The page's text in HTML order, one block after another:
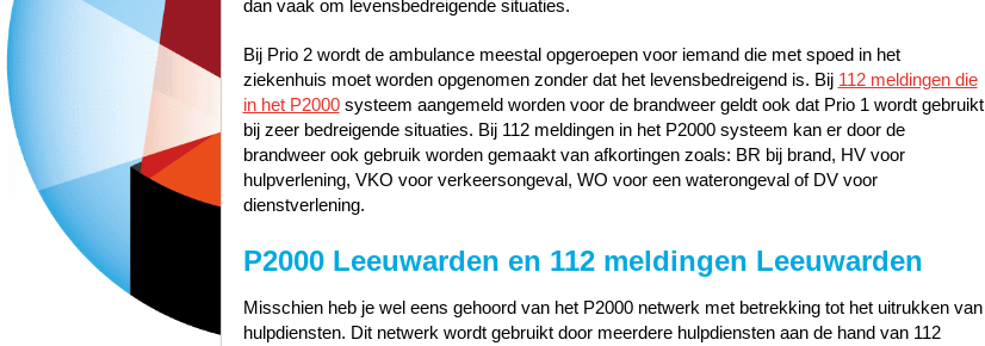
dan vaak om levensbedreigende situaties.
Bij Prio 2 wordt de ambulance meestal opgeroepen voor iemand die met spoed in het
ziekenhuis moet worden opgenomen zonder dat het levensbedreigend is. Bij 112 meldingen die
in het P2000systeem aangemeld worden voor de brandweer geldt ook dat Prio 1 wordt gebruikt
bij zeer bedreigende situaties. Bij 112 meldingen in het P2000 systeem kan er door de
brandweer ook gebruik worden gemaakt van afkortingen zoals: BR bij brand, HV voor
hulpverlening, VKO voor verkeersongeval, WO voor een waterongeval of DV voor
dienstverlening.
P2000 Leeuwarden en 112 meldingen Leeuwarden
Misschien heb je wel eens gehoord van het P2000 netwerk met betrekking tot het uitrukken van
hulpdiensten. Dit netwerk wordt gebruikt door meerdere hulpdiensten aan de hand van 112